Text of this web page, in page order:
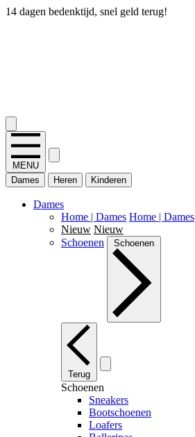
14 dagen bedenktijd, snel geld terug!
MENU
Dames
Heren Kinderen
Dames
Home | Dames Home | Dames
Nieuw Nieuw
Schoenen
Schoenen
Terug
Schoenen
Sneakers
Bootschoenen
Loafers